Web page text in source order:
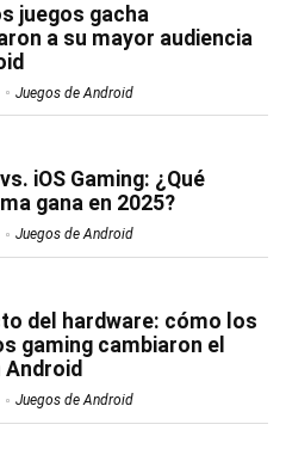
juegos gacha
a su mayor audiencia
Juegos de Android
iOS Gaming: ¿Qué
gana en 2025?
Juegos de Android
del hardware: cómo los
gaming cambiaron el
Android
Juegos de Android